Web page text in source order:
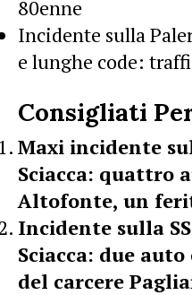
80enne
Incidente sulla
e lunghe code:
Consigliati
Maxi incidente
Sciacca: quattro
Altofonte, un
Incidente sulla
Sciacca: due
del carcere